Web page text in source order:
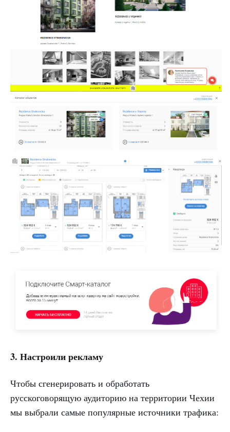
3. Настроили рекламу
Чтобы сгенерировать и обработать
русскоговорящую аудиторию на территории Чехии
мы выбрали самые популярные источники трафика: